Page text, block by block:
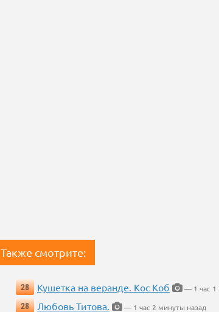
Также смотрите:
28 Кушетка на веранде. Кос Коб
— 1 час 1
28
Любовь Титова.
— 1 час 2 минуты назад